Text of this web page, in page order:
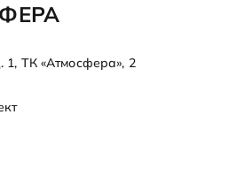
1, ТК «Атмосфера», 2